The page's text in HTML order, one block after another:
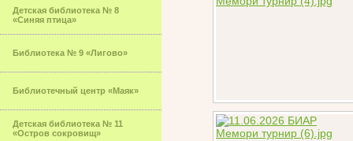
Детская библиотека № 8
«Синяя птица»
Библиотека № 9 «Лигово»
Библиотечный центр «Маяк»
Детская библиотека № 11
«Остров сокровищ»